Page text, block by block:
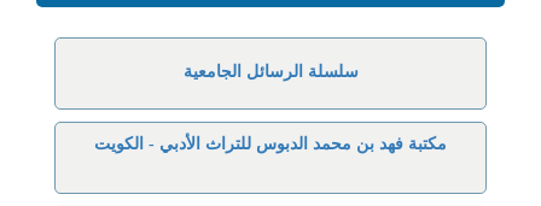
سلسلة الرسائل الجامعية
مكتبة فهد بن محمد الدبوس للتراث الأدبي - الكويت